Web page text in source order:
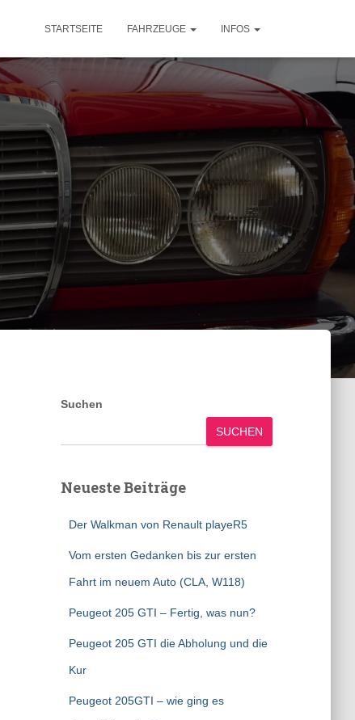
STARTSEITE FAHRZEUGE INFOS
Suchen
SUCHEN
Neueste Beiträge
Der Walkman von Renault playeR5
Vom ersten Gedanken bis zur ersten
Fahrt im neuem Auto (CLA, W118)
Peugeot 205 GTI – Fertig, was nun?
Peugeot 205 GTI die Abholung und die
Kur
Peugeot 205GTI – wie ging es